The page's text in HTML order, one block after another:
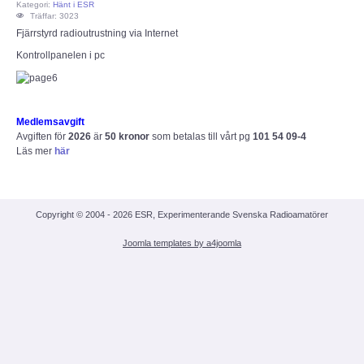
ECC
Provfrågebank
Kategori: Hänt i ESR
Träffar: 3023
Fjärrstyrd radioutrustning via Internet
Kontrollpanelen i pc
Medlemsavgift
Avgiften för 2026 är 50 kronor som betalas till vårt pg 101 54 09-4
Läs mer här
Copyright © 2004 - 2026 ESR, Experimenterande Svenska Radioamatörer
Joomla templates by a4joomla